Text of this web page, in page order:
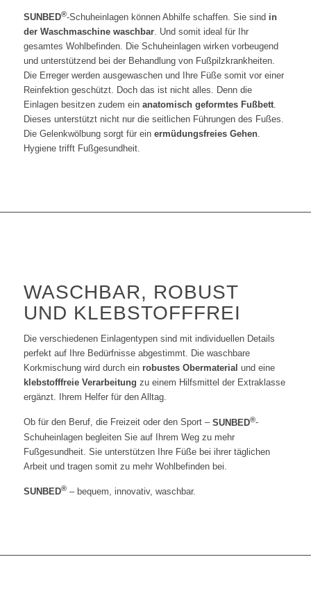
SUNBED®-Schuheinlagen können Abhilfe schaffen. Sie sind in
der Waschmaschine waschbar. Und somit ideal für Ihr
gesamtes Wohlbefinden. Die Schuheinlagen wirken vorbeugend
und unterstützend bei der Behandlung von Fußpilzkrankheiten.
Die Erreger werden ausgewaschen und Ihre Füße somit vor einer
Reinfektion geschützt. Doch das ist nicht alles. Denn die
Einlagen besitzen zudem ein anatomisch geformtes Fußbett.
Dieses unterstützt nicht nur die seitlichen Führungen des Fußes.
Die Gelenkwölbung sorgt für ein ermüdungsfreies Gehen.
Hygiene trifft Fußgesundheit.
WASCHBAR, ROBUST
UND KLEBSTOFFFREI
Die verschiedenen Einlagentypen sind mit individuellen Details
perfekt auf Ihre Bedürfnisse abgestimmt. Die waschbare
Korkmischung wird durch ein robustes Obermaterial und eine
klebstofffreie Verarbeitung zu einem Hilfsmittel der Extraklasse
ergänzt. Ihrem Helfer für den Alltag.
Ob für den Beruf, die Freizeit oder den Sport – SUNBED®-
Schuheinlagen begleiten Sie auf Ihrem Weg zu mehr
Fußgesundheit. Sie unterstützen Ihre Füße bei ihrer täglichen
Arbeit und tragen somit zu mehr Wohlbefinden bei.
SUNBED®– bequem, innovativ, waschbar.